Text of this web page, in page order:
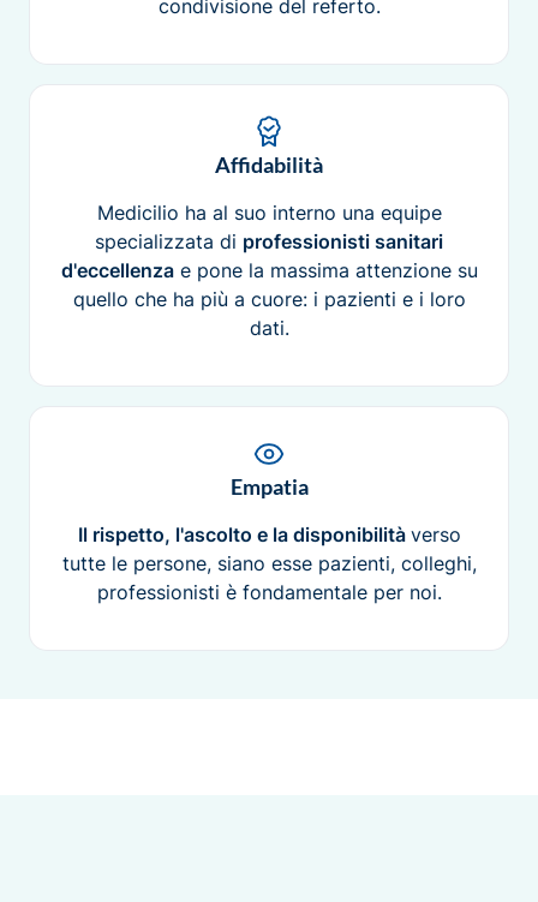
condivisione del referto.
Affidabilità
Medicilio ha al suo interno una equipe
specializzata di professionisti sanitari
d'eccellenzae pone la massima attenzione su
quello che ha più a cuore: i pazienti e i loro
dati.
Empatia
Il rispetto, l'ascolto e la disponibilità verso
tutte le persone, siano esse pazienti, colleghi,
professionisti è fondamentale per noi.